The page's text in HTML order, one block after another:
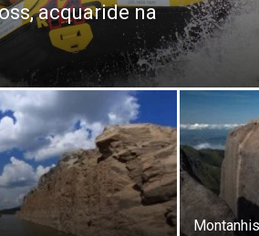
acquaride na